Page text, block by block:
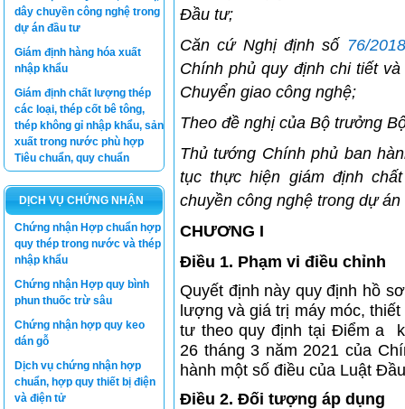
dây chuyền công nghệ trong
dự án đầu tư
Giám định hàng hóa xuất
nhập khẩu
Giám định chất lượng thép
các loại, thép cốt bê tông,
thép không gỉ nhập khẩu, sản
xuất trong nước phù hợp
Tiêu chuẩn, quy chuẩn
DỊCH VỤ CHỨNG NHẬN
Chứng nhận Hợp chuẩn hợp
quy thép trong nước và thép
nhập khẩu
Chứng nhận Hợp quy bình
phun thuốc trừ sâu
Chứng nhận hợp quy keo
dán gỗ
Dịch vụ chứng nhận hợp
chuẩn, hợp quy thiết bị điện
và điện tử
Đầu tư;
Căn cứ Nghị định số 76/
Chính phủ quy định chi tiết
Chuyển giao công nghệ;
Theo đề nghị của Bộ trưởng
Thủ tướng Chính phủ ban
tục thực hiện giám định
chuyền công nghệ trong dự
CHƯƠNG I
Điều 1. Phạm vi điều chỉnh
Quyết định này quy định hồ
lượng và giá trị máy móc,
tư theo quy định tại Điểm a
26 tháng 3 năm 2021 của
hành một số điều của Luật
Điều 2. Đối tượng áp dụng